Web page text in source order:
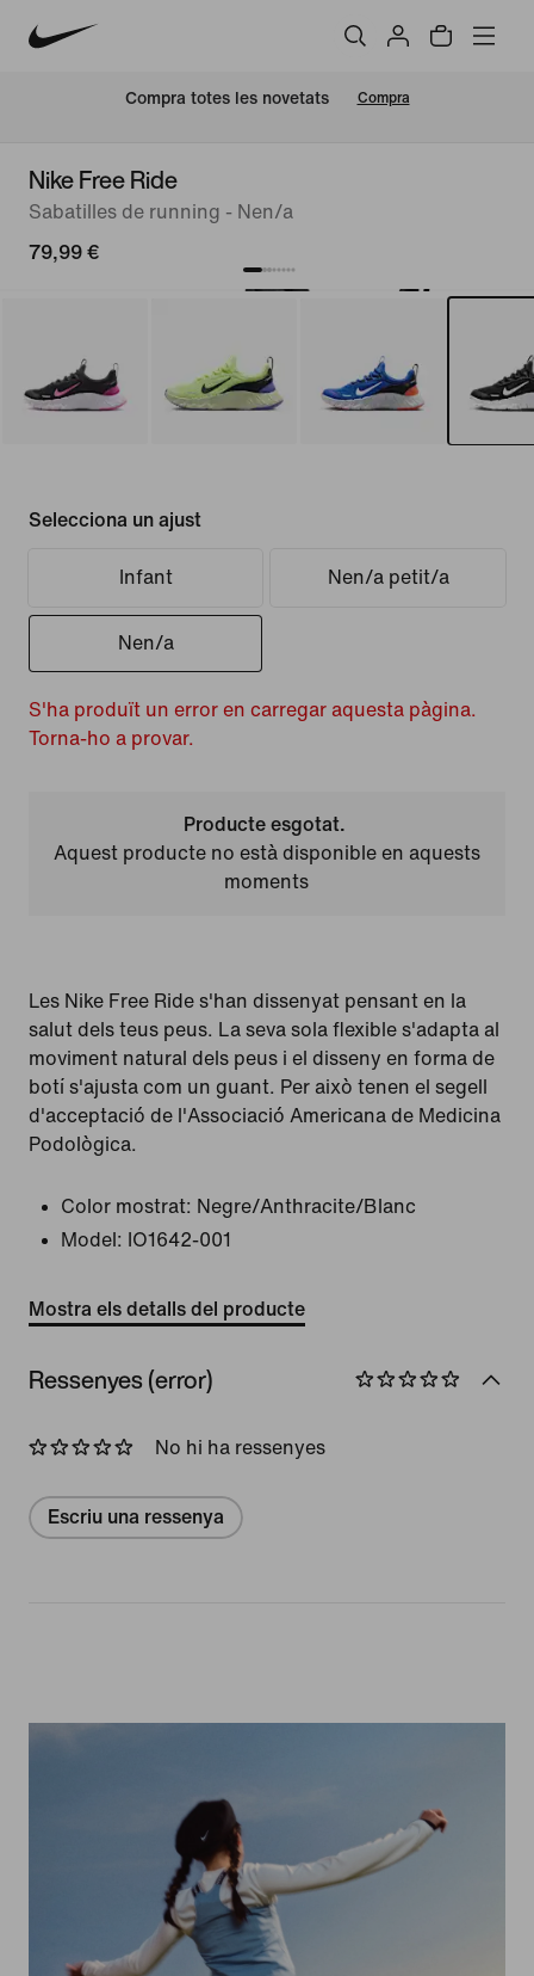
Compra totes les novetats Compra
Nike Free Ride
Sabatilles de running - Nen/a
79,99 €
Selecciona un ajust
Infant Nen/a petit/a
Nen/a
S'ha produït un error en carregar aquesta pàgina.
Torna-ho a provar.
Producte esgotat.
Aquest producte no està disponible en aquests
moments
Les Nike Free Ride s'han dissenyat pensant en la
salut dels teus peus. La seva sola flexible s'adapta al
moviment natural dels peus i el disseny en forma de
botí s'ajusta com un guant. Per això tenen el segell
d'acceptació de l'Associació Americana de Medicina
Podològica.
Color mostrat: Negre/Anthracite/Blanc
Model:
IO1642-001
Mostra els detalls del producte
Ressenyes (error)
No hi ha ressenyes
Escriu una ressenya